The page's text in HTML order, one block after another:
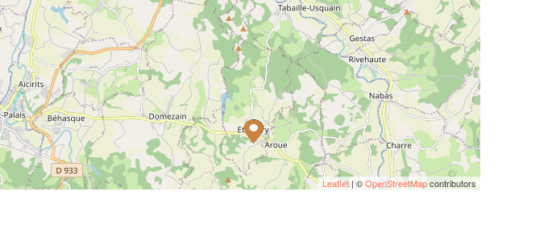
Leaflet| ©OpenStreetMapcontributors